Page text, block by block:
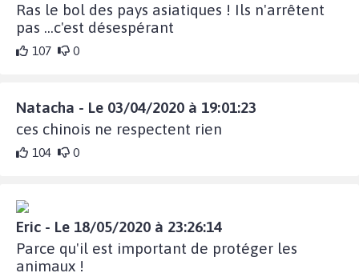
Ras le bol des pays asiatiques ! Ils n'arrêtent
pas ...c'est désespérant
107 0
Natacha - Le 03/04/2020 à 19:01:23
ces chinois ne respectent rien
104 0
Eric - Le 18/05/2020 à 23:26:14
Parce qu'il est important de protéger les
animaux !